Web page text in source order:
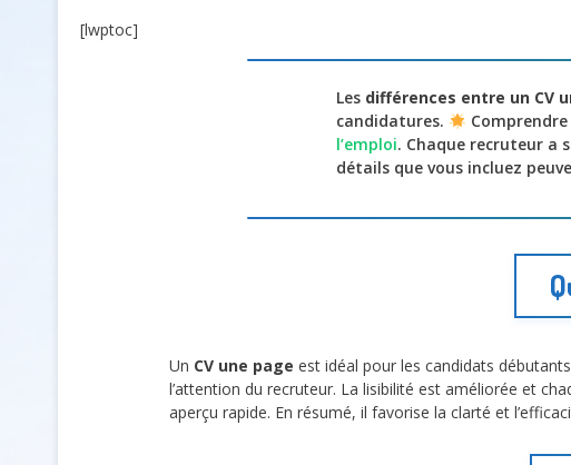
[lwptoc]
Les différences entre un CV
candidatures.
Comprendre
l’emploi. Chaque recruteur a
détails que vous incluez
Un CV une page est idéal pour les candidats
l’attention du recruteur. La lisibilité est améliorée et
aperçu rapide. En résumé, il favorise la clarté et